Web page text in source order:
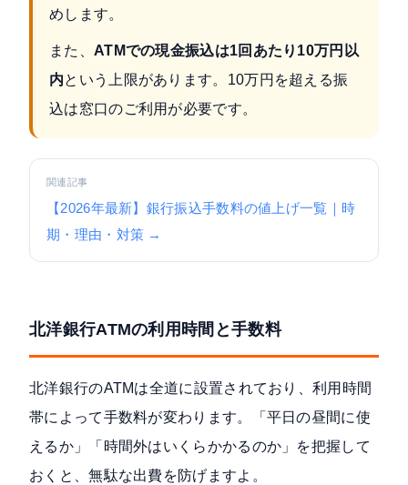
めします。
また、 ATMでの現金振込は1回あたり10万円以
内という上限があります。10万円を超える振
込は窓口のご利用が必要です。
関連記事
【2026年最新】銀行振込手数料の値上げ一覧｜時
期・理由・対策 →
北洋銀行ATMの利用時間と手数料
北洋銀行のATMは全道に設置されており、利用時間
帯によって手数料が変わります。「平日の昼間に使
えるか」「時間外はいくらかかるのか」を把握して
おくと、無駄な出費を防げますよ。